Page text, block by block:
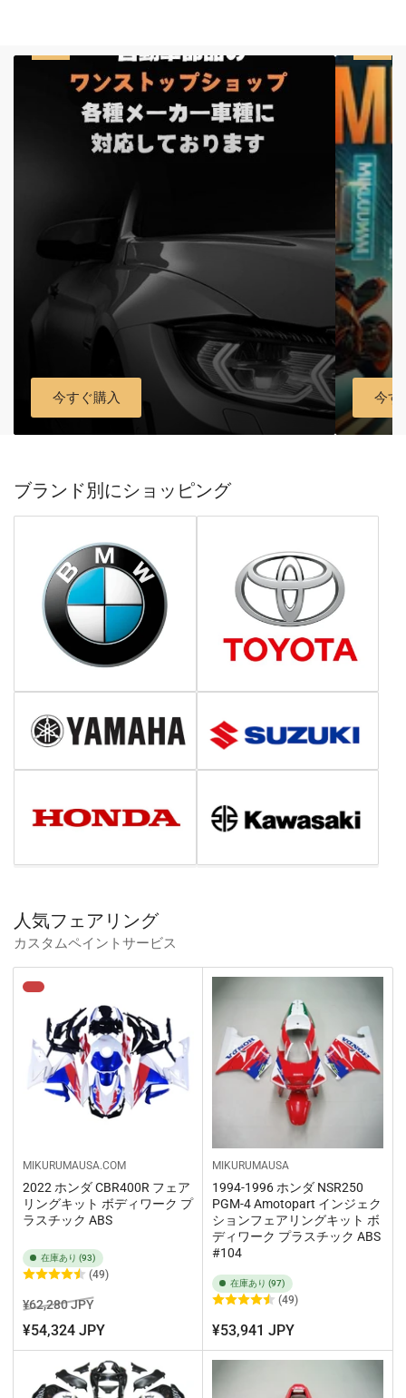
今すぐ購入 今す
ブランド別にショッピング
人気フェアリング
カスタムペイントサービス
MIKURUMAUSA.COM
2022 ホンダ CBR400R フェア
リングキット ボディワーク プ
ラスチック ABS
在庫あり (93)
(49)
¥62,280 JPY
¥54,324 JPY
MIKURUMAUSA
1994-1996 ホンダ NSR250
PGM-4 Amotopart インジェク
ションフェアリングキット ボ
ディワーク プラスチック ABS
#104
在庫あり (97)
(49)
¥53,941 JPY